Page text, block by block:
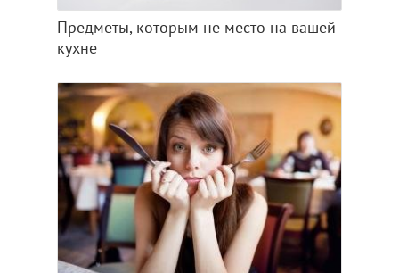
Предметы, которым не место на вашей
кухне